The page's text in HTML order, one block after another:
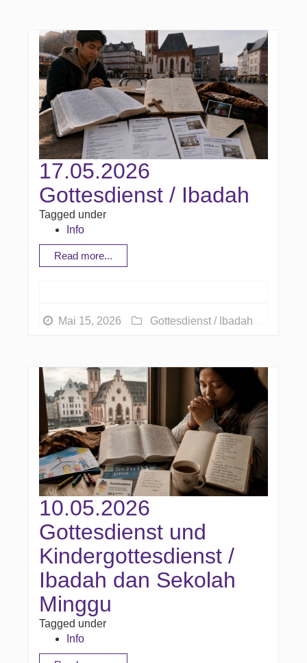
17.05.2026
Gottesdienst / Ibadah
Tagged under
Info
Read more...
Mai 15, 2026 Gottesdienst / Ibadah
10.05.2026
Gottesdienst und
Kindergottesdienst /
Ibadah dan Sekolah
Minggu
Tagged under
Info